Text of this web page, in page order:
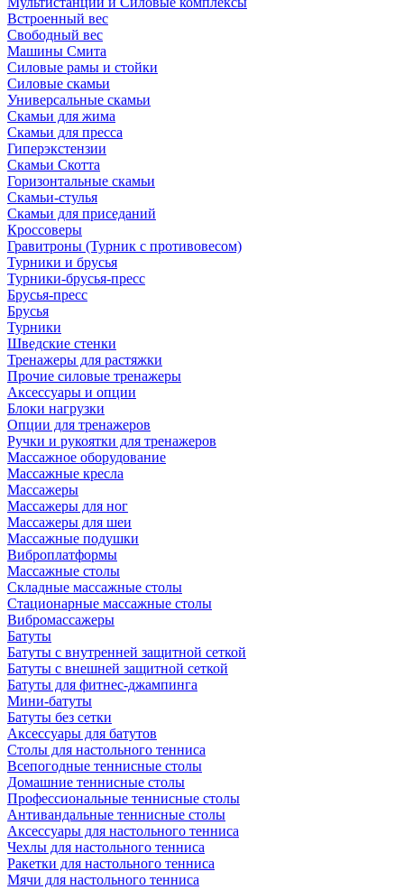
Встроенный вес
Свободный вес
Машины Смита
Силовые рамы и стойки
Силовые скамьи
Универсальные скамьи
Скамьи для жима
Скамьи для пресса
Гиперэкстензии
Скамьи Скотта
Горизонтальные скамьи
Скамьи-стулья
Скамьи для приседаний
Кроссоверы
Гравитроны (Турник с противовесом)
Турники и брусья
Турники-брусья-пресс
Брусья-пресс
Брусья
Турники
Шведские стенки
Тренажеры для растяжки
Прочие силовые тренажеры
Аксессуары и опции
Блоки нагрузки
Опции для тренажеров
Ручки и рукоятки для тренажеров
Массажное оборудование
Массажные кресла
Массажеры
Массажеры для ног
Массажеры для шеи
Массажные подушки
Виброплатформы
Массажные столы
Складные массажные столы
Стационарные массажные столы
Вибромассажеры
Батуты
Батуты с внутренней защитной сеткой
Батуты с внешней защитной сеткой
Батуты для фитнес-джампинга
Мини-батуты
Батуты без сетки
Аксессуары для батутов
Столы для настольного тенниса
Всепогодные теннисные столы
Домашние теннисные столы
Профессиональные теннисные столы
Антивандальные теннисные столы
Аксессуары для настольного тенниса
Чехлы для настольного тенниса
Ракетки для настольного тенниса
Мячи для настольного тенниса